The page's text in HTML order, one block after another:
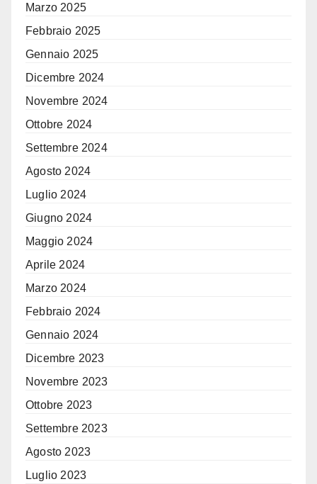
Marzo 2025
Febbraio 2025
Gennaio 2025
Dicembre 2024
Novembre 2024
Ottobre 2024
Settembre 2024
Agosto 2024
Luglio 2024
Giugno 2024
Maggio 2024
Aprile 2024
Marzo 2024
Febbraio 2024
Gennaio 2024
Dicembre 2023
Novembre 2023
Ottobre 2023
Settembre 2023
Agosto 2023
Luglio 2023